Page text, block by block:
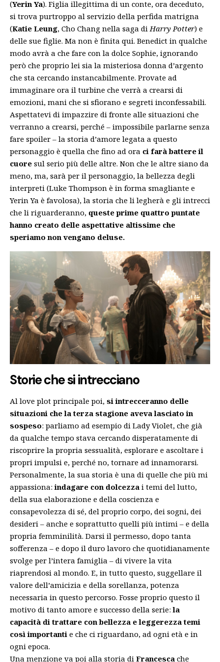
(Yerin Ya). Figlia illegittima di un conte, ora deceduto,
si trova purtroppo al servizio della perfida matrigna
(Katie Leung, Cho Chang nella saga diHarry Potter) e
delle sue figlie. Ma non è finita qui. Benedict in qualche
modo avrà a che fare con la dolce Sophie, ignorando
però che proprio lei sia la misteriosa donna d’argento
che sta cercando instancabilmente. Provate ad
immaginare ora il turbine che verrà a crearsi di
emozioni, mani che si sfiorano e segreti inconfessabili.
Aspettatevi di impazzire di fronte alle situazioni che
verranno a crearsi, perché – impossibile parlarne senza
fare spoiler – la storia d’amore legata a questo
personaggio è quella che fino ad ora ci farà battere il
cuore sul serio più delle altre. Non che le altre siano da
meno, ma, sarà per il personaggio, la bellezza degli
interpreti (Luke Thompson è in forma smagliante e
Yerin Ya è favolosa), la storia che li legherà e gli intrecci
che li riguarderanno, queste prime quattro puntate
hanno creato delle aspettative altissime che
speriamo non vengano deluse.
Storie che si intrecciano
Al love plot principale poi, si intrecceranno delle
situazioni che la terza stagione aveva lasciato in
sospeso: parliamo ad esempio di Lady Violet, che già
da qualche tempo stava cercando disperatamente di
riscoprire la propria sessualità, esplorare e ascoltare i
propri impulsi e, perché no, tornare ad innamorarsi.
Personalmente, la sua storia è una di quelle che più mi
appassiona:indagare con dolcezza i temi del lutto,
della sua elaborazione e della coscienza e
consapevolezza di sé, del proprio corpo, dei sogni, dei
desideri – anche e soprattutto quelli più intimi – e della
propria femminilità. Darsi il permesso, dopo tanta
sofferenza – e dopo il duro lavoro che quotidianamente
svolge per l’intera famiglia – di vivere la vita
riaprendosi al mondo. E, in tutto questo, suggellare il
valore dell’amicizia e della sorellanza, potenza
necessaria in questo percorso. Fosse proprio questo il
motivo di tanto amore e successo della serie:la
capacità di trattare con bellezza e leggerezza temi
così importanti e che ci riguardano, ad ogni età e in
ogni epoca.
Una menzione va poi alla storia di Francesca che